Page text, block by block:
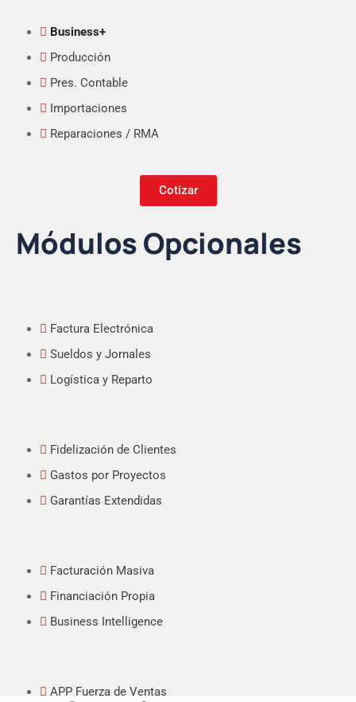
Business+
Producción
Pres. Contable
Importaciones
Reparaciones / RMA
Cotizar
Módulos Opcionales
Factura Electrónica
Sueldos y Jornales
Logística y Reparto
Fidelización de Clientes
Gastos por Proyectos
Garantías Extendidas
Facturación Masiva
Financiación Propia
Business Intelligence
APP Fuerza de Ventas